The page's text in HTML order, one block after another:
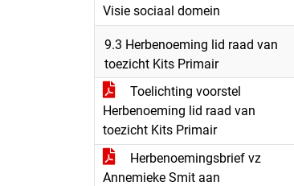
Visie sociaal domein
9.3 Herbenoeming lid raad van
toezicht Kits Primair
Toelichting voorstel
Herbenoeming lid raad van
toezicht Kits Primair
Herbenoemingsbrief vz
Annemieke Smit aan